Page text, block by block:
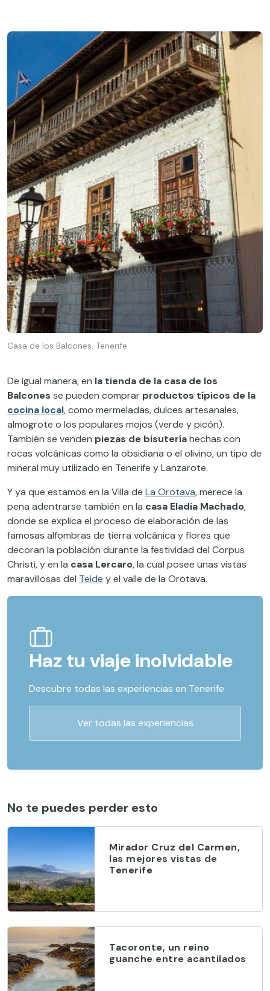
Casa de los Balcones. Tenerife.
De igual manera, en la tienda de la casa de los
Balcones se pueden comprar productos típicos de la
cocina local, como mermeladas, dulces artesanales,
almogrote o los populares mojos (verde y picón).
También se venden piezas de bisuteríahechas con
rocas volcánicas como la obsidiana o el olivino, un tipo de
mineral muy utilizado en Tenerife y Lanzarote.
Y ya que estamos en la Villa de La Orotava, merece la
pena adentrarse también en la casa Eladia Machado,
donde se explica el proceso de elaboración de las
famosas alfombras de tierra volcánica y flores que
decoran la población durante la festividad del Corpus
Christi, y en la casa Lercaro, la cual posee unas vistas
maravillosas del Teide y el valle de la Orotava.
Haz tu viaje inolvidable
Descubre todas las experiencias en Tenerife
Ver todas las experiencias
No te puedes perder esto
Mirador Cruz del Carmen,
las mejores vistas de
Tenerife
Tacoronte, un reino
guanche entre acantilados